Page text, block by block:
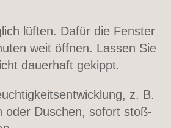
lüften. Dafür die Fenster
weit öffnen. Lassen Sie
dauerhaft gekippt.
z. B.
oder Duschen, sofort stoß-